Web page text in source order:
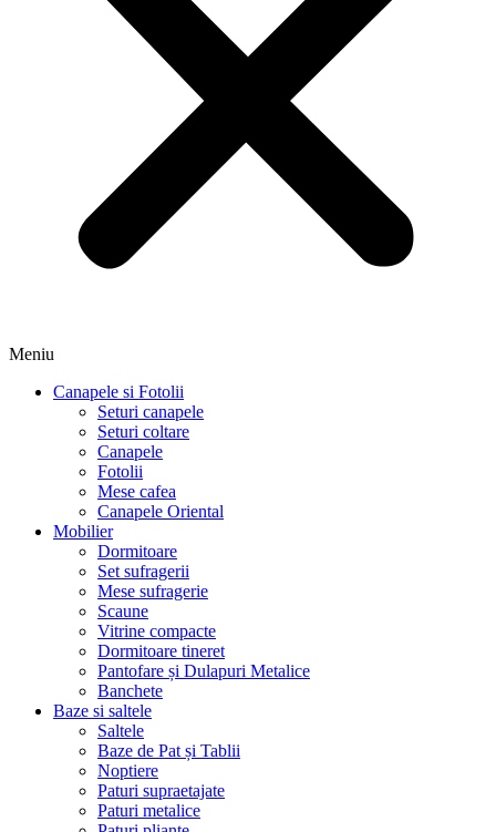
Meniu
Canapele si Fotolii
Seturi canapele
Seturi coltare
Canapele
Fotolii
Mese cafea
Canapele Oriental
Mobilier
Dormitoare
Set sufragerii
Mese sufragerie
Scaune
Vitrine compacte
Dormitoare tineret
Pantofare și Dulapuri Metalice
Banchete
Baze si saltele
Saltele
Baze de Pat și Tablii
Noptiere
Paturi supraetajate
Paturi metalice